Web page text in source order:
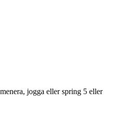
jogga eller spring 5 eller